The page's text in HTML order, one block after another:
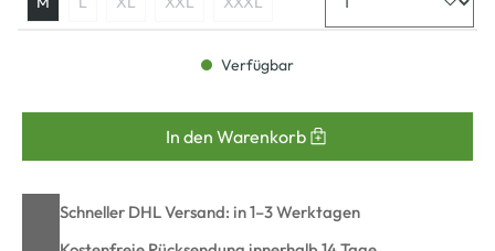
Verfügbar
In den Warenkorb
Schneller DHL Versand: in 1–3 Werktagen